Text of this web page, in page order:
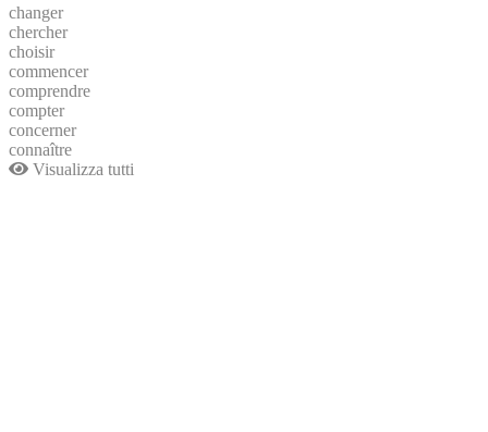
changer
chercher
choisir
commencer
comprendre
compter
concerner
connaître
Visualizza tutti